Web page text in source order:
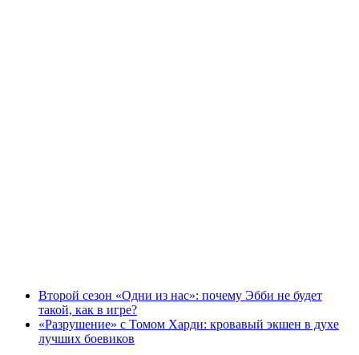
Второй сезон «Одни из нас»: почему Эбби не будет
такой, как в игре?
«Разрушение» с Томом Харди: кровавый экшен в духе
лучших боевиков